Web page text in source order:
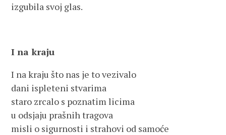
izgubila svoj glas.
I na kraju
I na kraju što nas je to vezivalo
dani ispleteni stvarima
staro zrcalo s poznatim licima
u odsjaju prašnih tragova
misli o sigurnosti i strahovi od samoće